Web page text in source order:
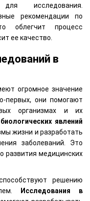
исследования.
рекомендации по
облегчит процесс
ее качество.
в
огромное значение
первых, они помогают
организмах и их
явлений
жизни и разработать
заболеваний. Это
развития медицинских
решению
Исследования в